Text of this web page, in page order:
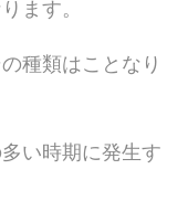
ます。
種類はことなり
い時期に発生す